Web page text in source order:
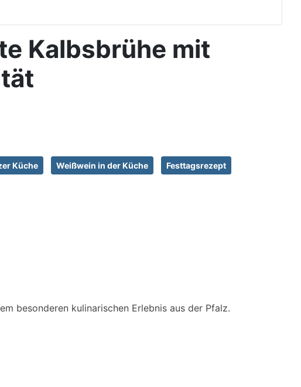
Kalbsbrühe mit
Küche Weißwein in der Küche Festtagsrezept
besonderen kulinarischen Erlebnis aus der Pfalz.